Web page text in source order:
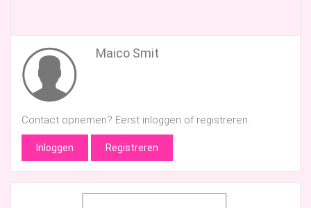
Maico Smit
Contact opnemen? Eerst inloggen of registreren.
Inloggen Registreren